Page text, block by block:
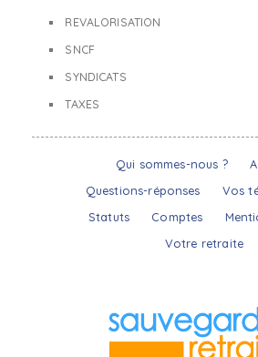
REVALORISATION
SNCF
SYNDICATS
TAXES
Qui sommes-nous ?
Questions-réponses
Vos
Statuts
Comptes
Votre retraite